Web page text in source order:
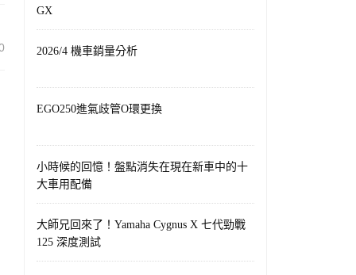
GX
2026/4 機車銷量分析
EGO250進氣歧管O環更換
小時候的回憶！盤點消失在現在新車中的十
大車用配備
大師兄回來了！Yamaha Cygnus X 七代勁戰
125 深度測試